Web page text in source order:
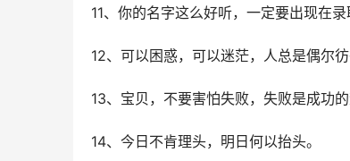
11、你的名字这么好听，一定要出现在录
12、可以困惑，可以迷茫，人总是偶尔
13、宝贝，不要害怕失败，失败是成功
14、今日不肯理头，明日何以抬头。